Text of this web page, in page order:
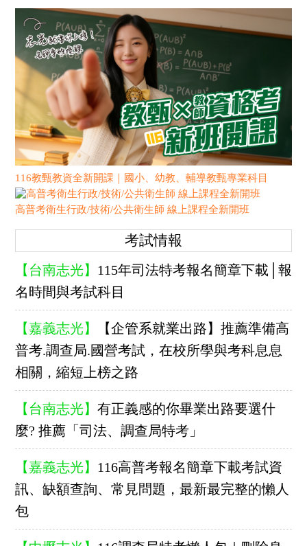
116教甄教資全新開課｜國小、幼教、輔導教甄專業科目
高普考衛生行政/技術/公共衛生師 線上課程全新開班
考試情報
【台南志光】 115年司法特考報名簡章下載│報
名時間與考試科目
【嘉義志光】
【企管系就業出路】推薦準備高
普考.調查局.國營考試，在校所學與考科息息
相關，縮短上榜之路
【台南志光】 有正義感的你畢業出路要選什
麼? 推薦「司法、調查局特考」
【嘉義志光】 116高普考報名簡章下載考試資
訊、缺額查詢、常見問題，最新最完整的懶人
包